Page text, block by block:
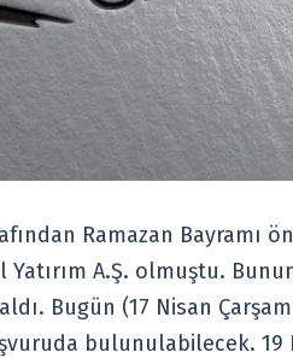
Ramazan Bayramı
A.Ş. olmuştu.
Bugün (17 Nisan
bulunulabilecek. 19